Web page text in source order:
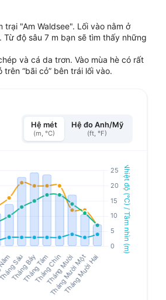
trại "Am Waldsee". Lối vào nằm ở
độ sâu 7 m bạn sẽ tìm thấy những
và cá da trơn. Vào mùa hè có rất
“bãi cỏ” bên trái lối vào.
Hệ mét
(m, °C)
Hệ đo Anh/Mỹ
(ft, °F)